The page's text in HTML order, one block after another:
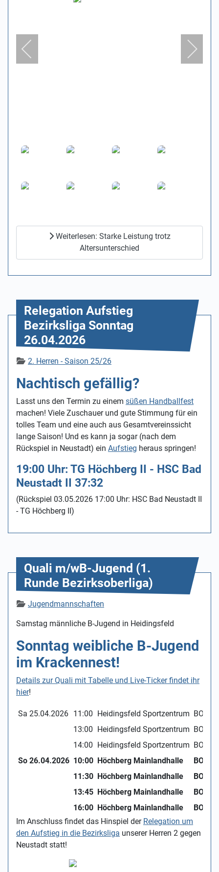
Weiterlesen: Starke Leistung trotz
Altersunterschied
Relegation Aufstieg
Bezirksliga Sonntag
26.04.2026
Details2. Herren - Saison 25/26
Nachtisch gefällig?
Lasst uns den Termin zu einem süßen Handballfest
machen! Viele Zuschauer und gute Stimmung für ein
tolles Team und eine auch aus Gesamtvereinssicht
lange Saison! Und es kann ja sogar (nach dem
Rückspiel in Neustadt) ein Aufstieg heraus springen!
19:00 Uhr: TG Höchberg II - HSC Bad
Neustadt II 37:32
(Rückspiel 03.05.2026 17:00 Uhr: HSC Bad Neustadt II
- TG Höchberg II)
Quali m/wB-Jugend (1.
Runde Bezirksoberliga)
DetailsJugendmannschaften
Samstag männliche B-Jugend in Heidingsfeld
Sonntag weibliche B-Jugend
im Krackennest!
Details zur Quali mit Tabelle und Live-Ticker findet ihr
hier!
Sa 25.04.2026 11:00 Heidingsfeld Sportzentrum BOL
13:00 Heidingsfeld Sportzentrum BOL
14:00 Heidingsfeld Sportzentrum BOL
So 26.04.2026 10:00 Höchberg Mainlandhalle
BOL
11:30 Höchberg Mainlandhalle
BOL
13:45 Höchberg Mainlandhalle
BOL
16:00 Höchberg Mainlandhalle
BOL
Im Anschluss findet das Hinspiel der Relegation um
den Aufstieg in die Bezirksliga unserer Herren 2 gegen
Neustadt statt!